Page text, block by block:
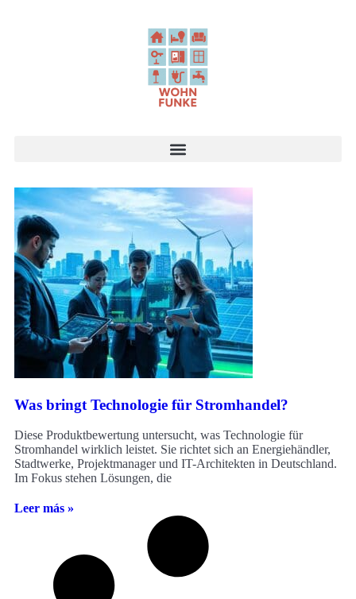
Was bringt Technologie für Stromhandel?
Diese Produktbewertung untersucht, was Technologie für
Stromhandel wirklich leistet. Sie richtet sich an Energiehändler,
Stadtwerke, Projektmanager und IT-Architekten in Deutschland.
Im Fokus stehen Lösungen, die
Leer más »